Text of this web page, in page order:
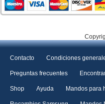
Contacto Condiciones
Preguntas frecuentes
Shop Ayuda Mandos para